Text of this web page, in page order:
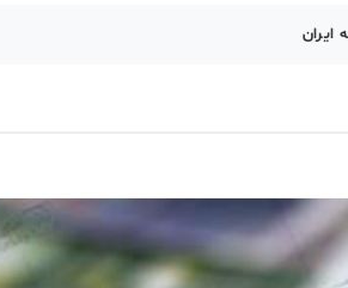
ایران